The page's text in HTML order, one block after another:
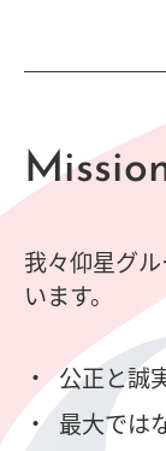
我々仰星グ
います。
公正と誠
最大では